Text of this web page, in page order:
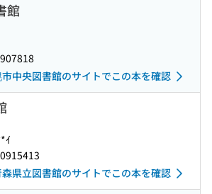
館
中央図書館のサイトでこの本を確認
ｲ
県立図書館のサイトでこの本を確認